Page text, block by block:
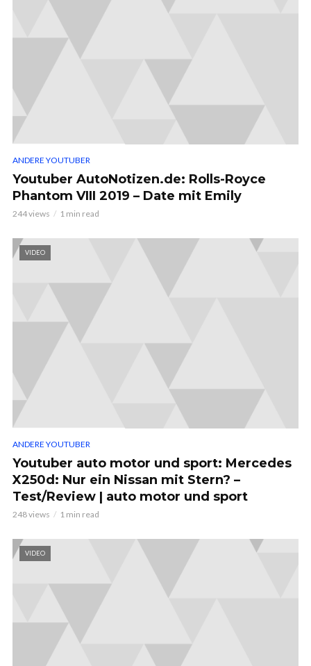
ANDERE YOUTUBER
Youtuber AutoNotizen.de: Rolls-Royce
Phantom VIII 2019 – Date mit Emily
244 views 1 min read
VIDEO
ANDERE YOUTUBER
Youtuber auto motor und sport: Mercedes
X250d: Nur ein Nissan mit Stern? –
Test/Review | auto motor und sport
248 views 1 min read
VIDEO